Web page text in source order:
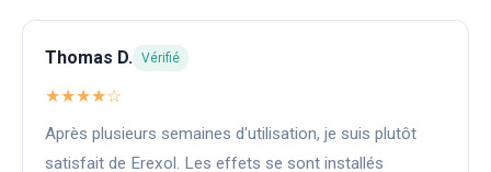
Thomas D. Vérifié
★★★★☆
Après plusieurs semaines d'utilisation, je suis plutôt
satisfait de Erexol. Les effets se sont installés